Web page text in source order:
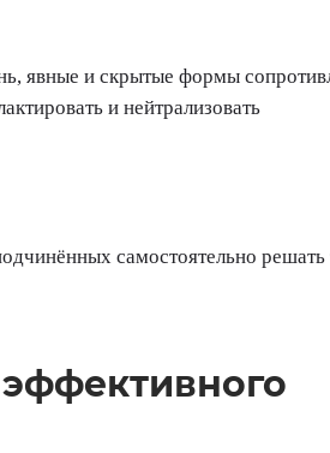
явные и скрытые формы
и нейтрализовать
самостоятельно решать